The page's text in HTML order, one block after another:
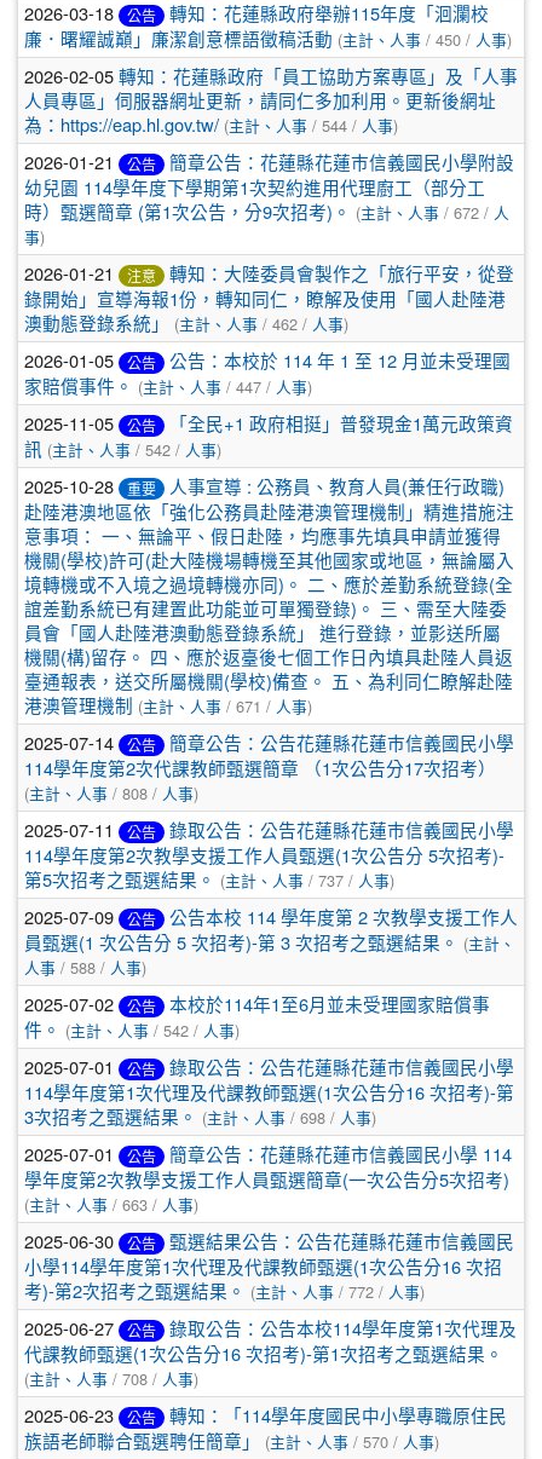
2026-03-18 公告
轉知：花蓮縣政府舉辦115年度「洄瀾校
廉．曙耀誠巔」廉潔創意標語徵稿活動 (主計、人事 / 450 / 人事)
2026-02-05轉知：花蓮縣政府「員工協助方案專區」及「人事
人員專區」伺服器網址更新，請同仁多加利用。更新後網址
為：https://eap.hl.gov.tw/ (主計、人事 / 544 / 人事)
2026-01-21 公告
簡章公告：花蓮縣花蓮巿信義國民小學附設
幼兒園 114學年度下學期第1次契約進用代理廚工（部分工
時）甄選簡章 (第1次公告，分9次招考)。 (主計、人事 / 672 / 人
事)
2026-01-21 注意
轉知：大陸委員會製作之「旅行平安，從登
錄開始」宣導海報1份，轉知同仁，瞭解及使用「國人赴陸港
澳動態登錄系統」
(主計、人事 / 462 / 人事)
2026-01-05 公告
公告：本校於 114 年 1 至 12 月並未受理國
家賠償事件。 (主計、人事 / 447 / 人事)
2025-11-05 公告
「全民+1 政府相挺」普發現金1萬元政策資
訊 (主計、人事 / 542 / 人事)
2025-10-28 重要
人事宣導 : 公務員、教育人員(兼任行政職)
赴陸港澳地區依「強化公務員赴陸港澳管理機制」精進措施注
意事項： 一、無論平、假日赴陸，均應事先填具申請並獲得
機關(學校)許可(赴大陸機場轉機至其他國家或地區，無論屬入
境轉機或不入境之過境轉機亦同)。 二、應於差勤系統登錄(全
誼差勤系統已有建置此功能並可單獨登錄)。 三、需至大陸委
員會「國人赴陸港澳動態登錄系統」 進行登錄，並影送所屬
機關(構)留存。 四、應於返臺後七個工作日內填具赴陸人員返
臺通報表，送交所屬機關(學校)備查。 五、為利同仁瞭解赴陸
港澳管理機制 (主計、人事 / 671 / 人事)
2025-07-14 公告
簡章公告：公告花蓮縣花蓮巿信義國民小學
114學年度第2次代課教師甄選簡章 （1次公告分17次招考）
(主計、人事 / 808 / 人事)
2025-07-11 公告
錄取公告：公告花蓮縣花蓮巿信義國民小學
114學年度第2次教學支援工作人員甄選(1次公告分 5次招考)-
第5次招考之甄選結果。 (主計、人事 / 737 / 人事)
2025-07-09 公告
公告本校 114 學年度第 2 次教學支援工作人
員甄選(1 次公告分 5 次招考)-第 3 次招考之甄選結果。 (主計、
人事 / 588 / 人事)
2025-07-02 公告
本校於114年1至6月並未受理國家賠償事
件。 (主計、人事 / 542 / 人事)
2025-07-01 公告
錄取公告：公告花蓮縣花蓮巿信義國民小學
114學年度第1次代理及代課教師甄選(1次公告分16 次招考)-第
3次招考之甄選結果。 (主計、人事 / 698 / 人事)
2025-07-01 公告
簡章公告：花蓮縣花蓮市信義國民小學 114
學年度第2次教學支援工作人員甄選簡章(一次公告分5次招考)
(主計、人事 / 663 / 人事)
2025-06-30 公告
甄選結果公告：公告花蓮縣花蓮巿信義國民
小學114學年度第1次代理及代課教師甄選(1次公告分16 次招
考)-第2次招考之甄選結果。 (主計、人事 / 772 / 人事)
2025-06-27 公告
錄取公告：公告本校114學年度第1次代理及
代課教師甄選(1次公告分16 次招考)-第1次招考之甄選結果。
(主計、人事 / 708 / 人事)
2025-06-23 公告
轉知：「114學年度國民中小學專職原住民
族語老師聯合甄選聘任簡章」
(主計、人事 / 570 / 人事)